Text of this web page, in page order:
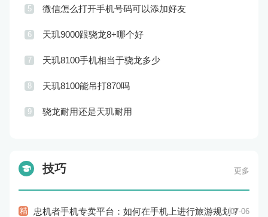
5 微信怎么打开手机号码可以添加好友
6 天玑9000跟骁龙8+哪个好
7 天玑8100手机相当于骁龙多少
8 天玑8100能吊打870吗
9 骁龙耐用还是天玑耐用
技巧 更多
精 忠机者手机专卖平台：如何在手机上进行旅游规划？07-06